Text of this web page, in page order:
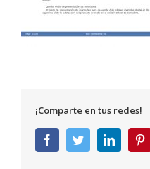
¡Comparte en tus redes!
FacebookTwitterLinkedIn